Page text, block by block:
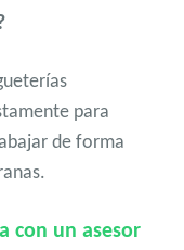
para
de forma
con un asesor